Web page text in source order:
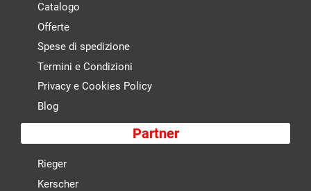
Catalogo
Offerte
Spese di spedizione
Termini e Condizioni
Privacy e Cookies Policy
Blog
Partner
Rieger
Kerscher